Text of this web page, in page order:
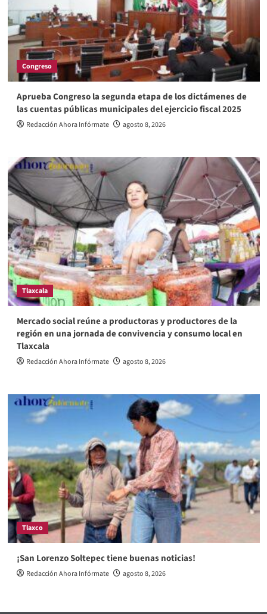
Congreso
Aprueba Congreso la segunda etapa de los dictámenes de
las cuentas públicas municipales del ejercicio fiscal 2025
Redacción Ahora Infórmate agosto 8, 2026
Tlaxcala
Mercado social reúne a productoras y productores de la
región en una jornada de convivencia y consumo local en
Tlaxcala
Redacción Ahora Infórmate agosto 8, 2026
Tlaxco
¡San Lorenzo Soltepec tiene buenas noticias!
Redacción Ahora Infórmate agosto 8, 2026